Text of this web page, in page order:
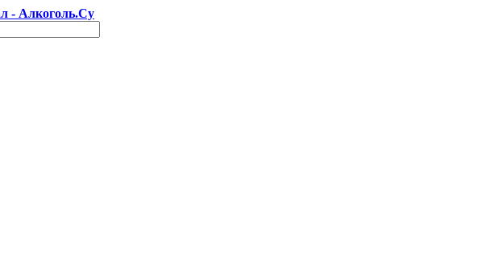
- Алкоголь.Су